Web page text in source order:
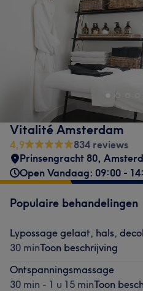
Vitalité Amsterdam
4,9
834 reviews
Prinsengracht 80,
Open Vandaag: 09:00 -
Populaire behandelingen
Lypossage gelaat, hals,
30 minToon beschrijving
Ontspanningsmassage
30 min - 1 u 15 minToon